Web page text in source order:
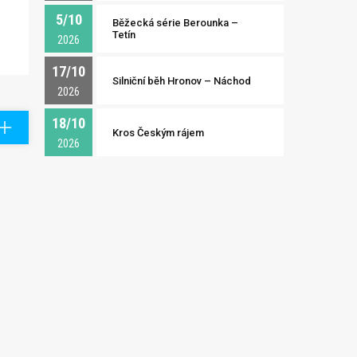
5/10
2026
Běžecká série Berounka –
Tetín
17/10
2026
Silniční běh Hronov – Náchod
18/10
2026
Kros Českým rájem